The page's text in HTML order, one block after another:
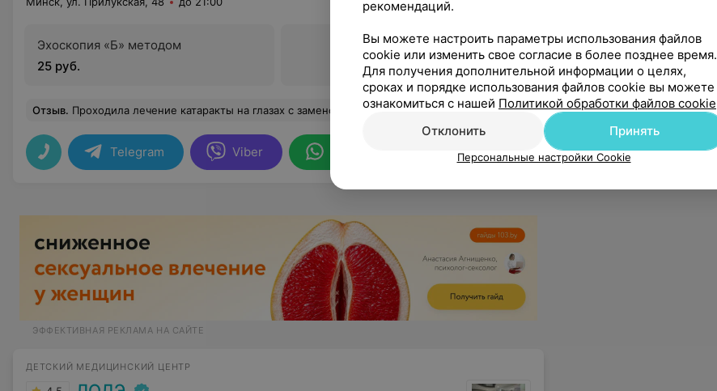
Эхоскопия «Б» методом
25 руб.
Все цены
Отзыв. Проходила лечение катаракты на глазах с заменой хрусталика. Благодарю от всего сердца доктора Ширяеву Оксану Владимировна за ее высокий профессионализм ,за такт и терпение к пациентам!!Всех руководителей и сотрудников клиники за заботливое отношение к клиентам!! Еще
Telegram Viber
ЭФФЕКТИВНАЯ РЕКЛАМА НА САЙТЕ
ДЕТСКИЙ МЕДИЦИНСКИЙ ЦЕНТР
рекомендаций.
Вы можете настроить параметры использования файлов
cookie или изменить свое согласие в более позднее время.
Для получения дополнительной информации о целях,
сроках и порядке использования файлов cookie вы можете
ознакомиться с нашей Политикой обработки файлов cookie
Отклонить
Принять
Персональные настройки Cookie